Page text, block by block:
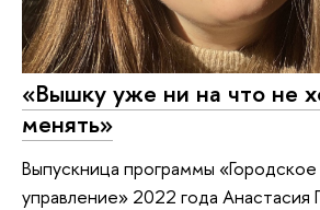
«Вышку уже ни на что не
менять»
Выпускница программы «Городское
управление» 2022 года